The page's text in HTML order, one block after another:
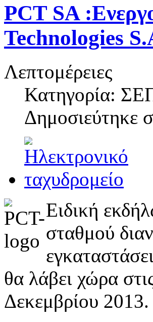
PCT SA
Technologies
Λεπτομέρειες
Κατηγορία:
Δημοσιεύτηκε
Ειδική
σταθμού
θα λάβει χώρα
Δεκεμβρίου 2013.